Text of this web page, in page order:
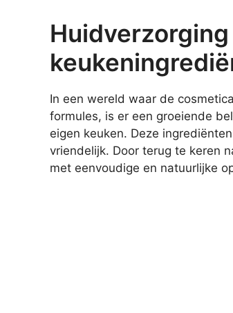
In een wereld waar de
formules, is er een groeiende
eigen keuken. Deze
vriendelijk. Door terug te keren
met eenvoudige en natuurlijke